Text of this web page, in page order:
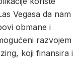
Vegasa da nam
obmane i
razvojem
koji finansira i